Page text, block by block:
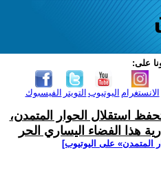
على:
الفيسبوك التويتر اليوتيوب الانستغرام
استقلال الحوار المتمدن،
هذا الفضاء اليساري الحر
المتمدن» على اليوتيوب]